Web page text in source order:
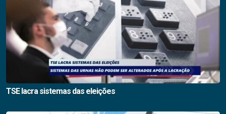
TSE lacra sistemas das eleições